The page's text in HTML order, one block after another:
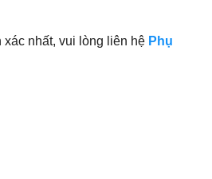
nhất, vui lòng liên hệ Phụ